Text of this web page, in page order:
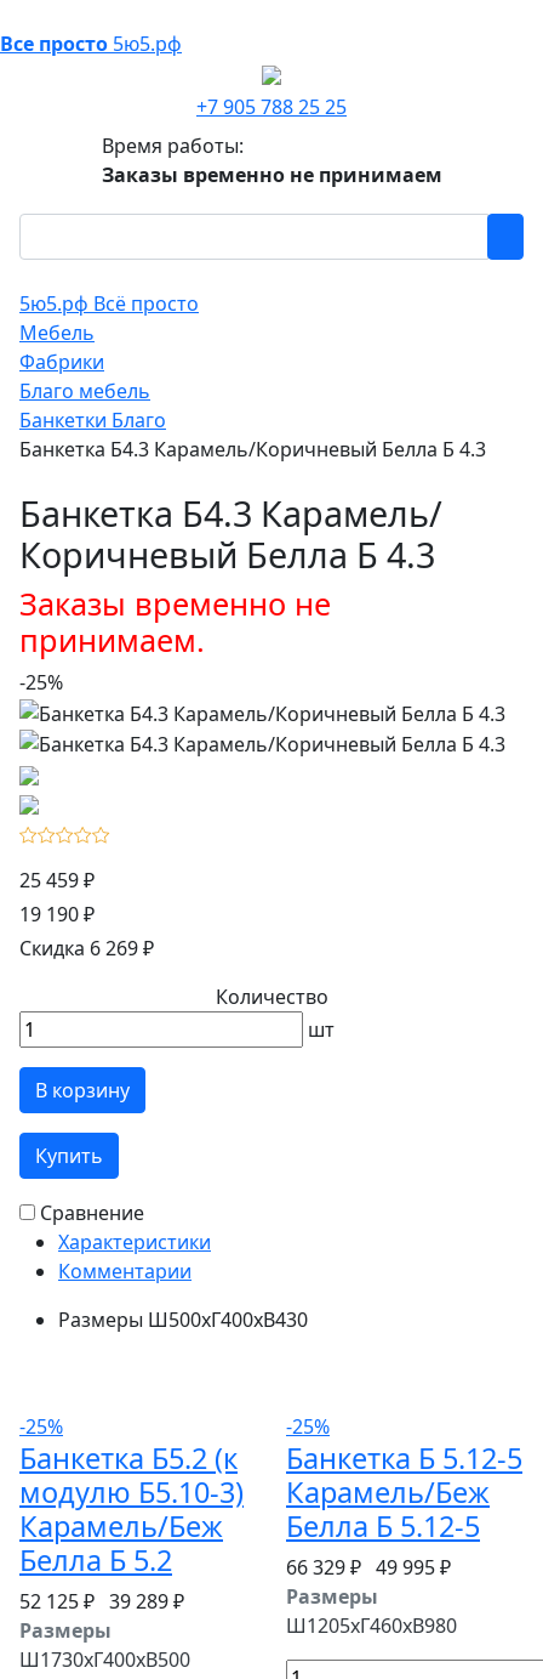
Все просто 5ю5.рф
+7 905 788 25 25
Время работы:
Заказы временно не принимаем
5ю5.рф Всё просто
Мебель
Фабрики
Благо мебель
Банкетки Благо
Банкетка Б4.3 Карамель/Коричневый Белла Б 4.3
Банкетка Б4.3 Карамель/
Коричневый Белла Б 4.3
Заказы временно не
принимаем.
-25%
25 459 ₽
19 190 ₽
Скидка 6 269 ₽
Количество
шт
В корзину
Купить
Сравнение
Характеристики
Комментарии
Размеры Ш500хГ400хВ430
-25%
Банкетка Б5.2 (к
модулю Б5.10-3)
Карамель/Беж
Белла Б 5.2
52 125 ₽ 39 289 ₽
Размеры
Ш1730хГ400хВ500
-25%
Банкетка Б 5.12-5
Карамель/Беж
Белла Б 5.12-5
66 329 ₽ 49 995 ₽
Размеры
Ш1205хГ460хВ980